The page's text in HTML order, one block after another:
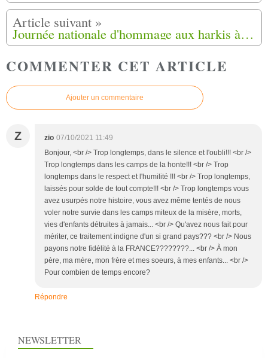
Journée nationale d'hommage aux harkis à Mas Thibert (13)
COMMENTER CET ARTICLE
Ajouter un commentaire
Z zio 07/10/2021 11:49
Bonjour, <br /> Trop longtemps, dans le silence et l'oubli!!! <br />
Trop longtemps dans les camps de la honte!!! <br /> Trop
longtemps dans le respect et l'humilité !!! <br /> Trop longtemps,
laissés pour solde de tout compte!!! <br /> Trop longtemps vous
avez usurpés notre histoire, vous avez même tentés de nous
voler notre survie dans les camps miteux de la misère, morts,
vies d'enfants détruites à jamais... <br /> Qu'avez nous fait pour
mériter, ce traitement indigne d'un si grand pays??? <br /> Nous
payons notre fidélité à la FRANCE????????... <br /> À mon
père, ma mère, mon frère et mes soeurs, à mes enfants... <br />
Pour combien de temps encore?
Répondre
NEWSLETTER